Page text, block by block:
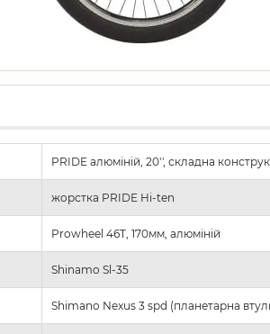
PRIDE алюміній, 20'', складна
жорстка PRIDE Hi-ten
Prowheel 46T, 170мм, алюміній
Shinamo Sl-35
Shimano Nexus 3 spd (планетарна